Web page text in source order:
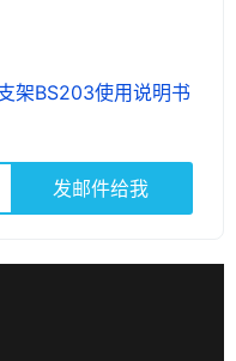
架BS203使用说明书
发邮件给我